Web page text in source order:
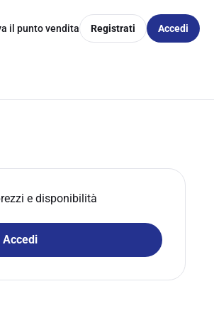
il punto vendita Registrati Accedi
e disponibilità
Accedi